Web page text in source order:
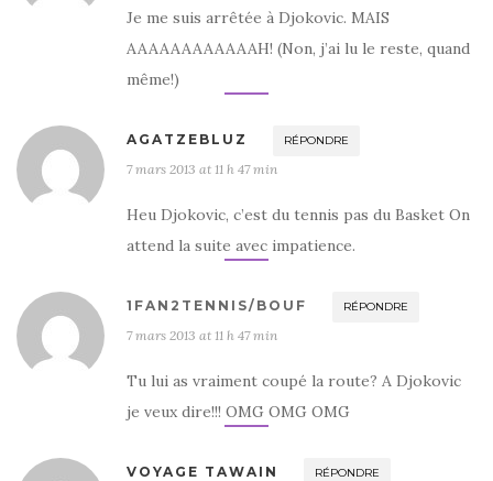
Je me suis arrêtée à Djokovic. MAIS
AAAAAAAAAAAAH! (Non, j’ai lu le reste, quand
même!)
AGATZEBLUZ RÉPONDRE
7 mars 2013 at 11 h 47 min
Heu Djokovic, c’est du tennis pas du Basket On
attend la suite avec impatience.
1FAN2TENNIS/BOUF RÉPONDRE
7 mars 2013 at 11 h 47 min
Tu lui as vraiment coupé la route? A Djokovic
je veux dire!!! OMG OMG OMG
VOYAGE TAWAIN RÉPONDRE